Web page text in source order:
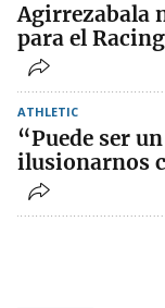
Agirrezabala
para el Racing
ATHLETIC
“Puede ser
ilusionarnos